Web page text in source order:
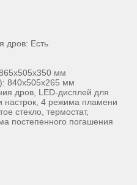
дров: Есть
мм
840х505х265 мм
дров, LED-дисплей для
настрок, 4 режима пламени
стекло, термостат,
постепенного погашения